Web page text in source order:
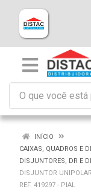
INÍCIO
CAIXAS, QUADROS E
DISJUNTORES, DR E
DISJUNTOR
REF. 419297 - PIAL